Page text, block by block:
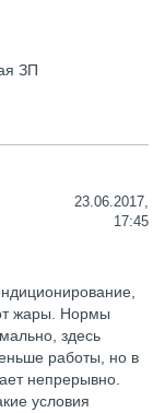
ЗП
23.06.2017,
17:45
жары. Нормы
здесь
работы, но в
непрерывно.
условия